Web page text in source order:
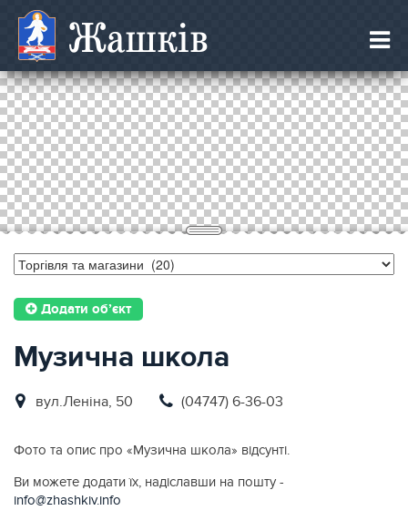
Жашків
Додати об’єкт
Музична школа
вул.Леніна, 50 (04747) 6-36-03
Фото та опис про «Музична школа» відсунті.
Ви можете додати їх, надіславши на пошту -
info@zhashkiv.info